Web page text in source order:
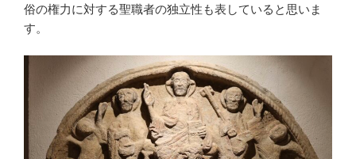
俗の権力に対する聖職者の独立性も表していると思いま
す。